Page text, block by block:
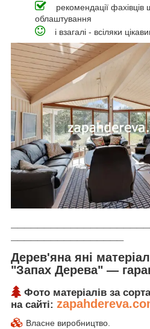
рекомендації
облаштування
і взагалі - всіляки
Дерев'яна яні
"Запах Дерева" ―
Фото матеріалів за
на сайті:
Власне виробництво.